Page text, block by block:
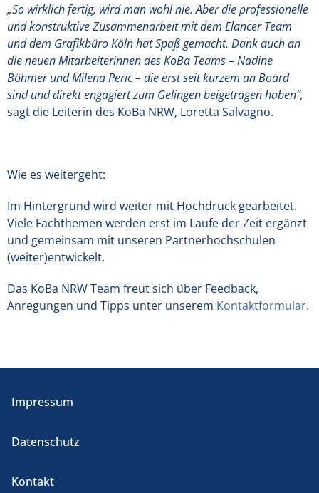
„So wirklich fertig, wird man wohl nie. Aber die professionelle
und konstruktive Zusammenarbeit mit dem Elancer Team
und dem Grafikbüro Köln hat Spaß gemacht. Dank auch an
die neuen Mitarbeiterinnen des KoBa Teams – Nadine
Böhmer und Milena Peric – die erst seit kurzem an Board
sind und direkt engagiert zum Gelingen beigetragen haben“,
sagt die Leiterin des KoBa NRW, Loretta Salvagno.
Wie es weitergeht:
Im Hintergrund wird weiter mit Hochdruck gearbeitet.
Viele Fachthemen werden erst im Laufe der Zeit ergänzt
und gemeinsam mit unseren Partnerhochschulen
(weiter)entwickelt.
Das KoBa NRW Team freut sich über Feedback,
Anregungen und Tipps unter unserem Kontaktformular.
Impressum
Datenschutz
Kontakt